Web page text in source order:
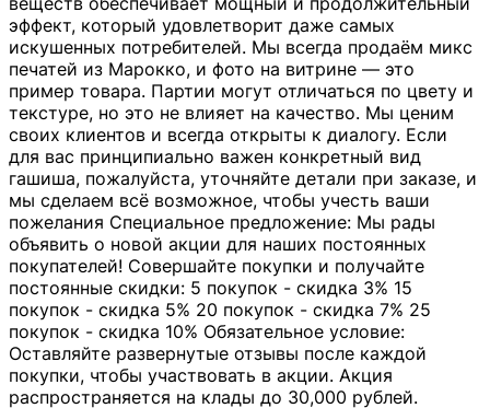
эффект, который удовлетворит даже самых
искушенных потребителей. Мы всегда продаём микс
печатей из Марокко, и фото на витрине — это
пример товара. Партии могут отличаться по цвету и
текстуре, но это не влияет на качество. Мы ценим
своих клиентов и всегда открыты к диалогу. Если
для вас принципиально важен конкретный вид
гашиша, пожалуйста, уточняйте детали при заказе, и
мы сделаем всё возможное, чтобы учесть ваши
пожелания Специальное предложение: Мы рады
объявить о новой акции для наших постоянных
покупателей! Совершайте покупки и получайте
постоянные скидки: 5 покупок - скидка 3% 15
покупок - скидка 5% 20 покупок - скидка 7% 25
покупок - скидка 10% Обязательное условие:
Оставляйте развернутые отзывы после каждой
покупки, чтобы участвовать в акции. Акция
распространяется на клады до 30,000 рублей.